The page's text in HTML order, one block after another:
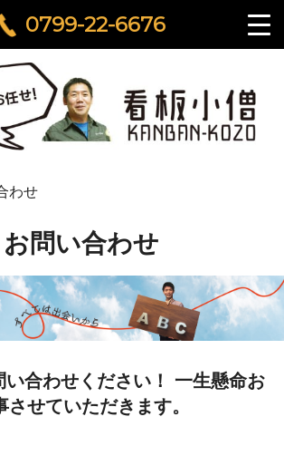
0799-22-6676
わせ
お問い合わせ
い合わせください！ 一生懸命お
させていただきます。